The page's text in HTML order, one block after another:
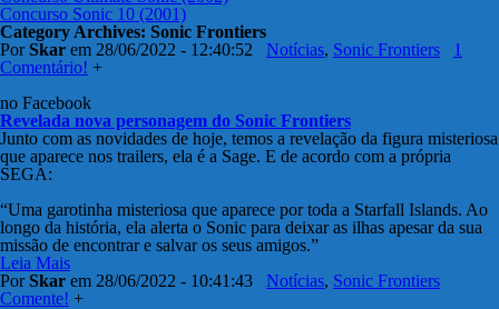
Concurso Sonic 10 (2001)
Category Archives: Sonic Frontiers
PorSkar em 28/06/2022 - 12:40:52 Notícias, Sonic Frontiers
1
Comentário! +
no Facebook
Revelada nova personagem do Sonic Frontiers
Junto com as novidades de hoje, temos a revelação da figura misteriosa
que aparece nos trailers, ela é a Sage. E de acordo com a própria
SEGA:
“Uma garotinha misteriosa que aparece por toda a Starfall Islands. Ao
longo da história, ela alerta o Sonic para deixar as ilhas apesar da sua
missão de encontrar e salvar os seus amigos.”
Leia Mais
PorSkar em 28/06/2022 - 10:41:43 Notícias, Sonic Frontiers
Comente! +